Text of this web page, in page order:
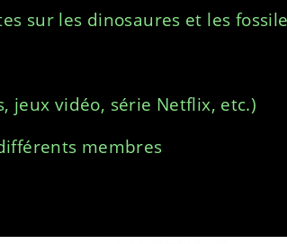
sur les dinosaures et les
jeux vidéo, série Netflix, etc.)
membres